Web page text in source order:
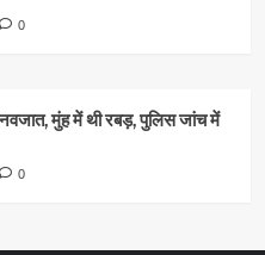
0
मुंह में थी रबड़, पुलिस जांच में
0